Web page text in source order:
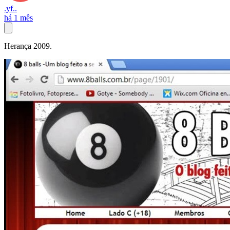
.yf..
há 1 mês
Herança 2009.